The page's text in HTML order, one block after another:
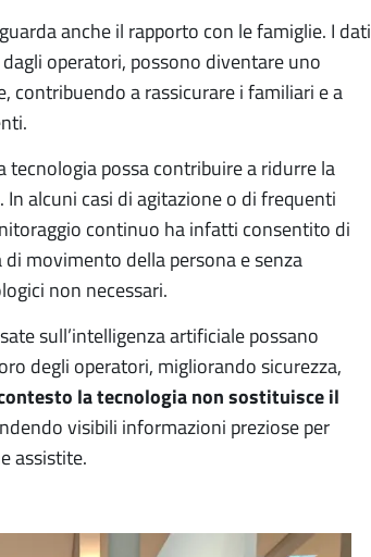
anche il rapporto con le famiglie. I dati
operatori, possono diventare uno
contribuendo a rassicurare i familiari e a
tecnologia possa contribuire a ridurre la
alcuni casi di agitazione o di frequenti
continuo ha infatti consentito di
movimento della persona e senza
non necessari.
sull’intelligenza artificiale possano
degli operatori, migliorando sicurezza,
la tecnologia non sostituisce il
visibili informazioni preziose per
assistite.